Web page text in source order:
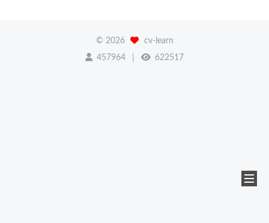
© 2026
cv-learn
457964
622517